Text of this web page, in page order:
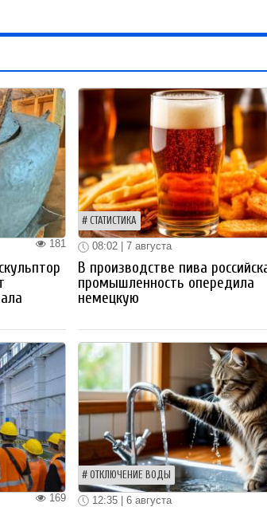
181
СТАТИСТИКА
08:02 | 7 августа
В производстве пива
промышленность опередила
немецкую
169
ОТКЛЮЧЕНИЕ ВОДЫ
12:35 | 6 августа